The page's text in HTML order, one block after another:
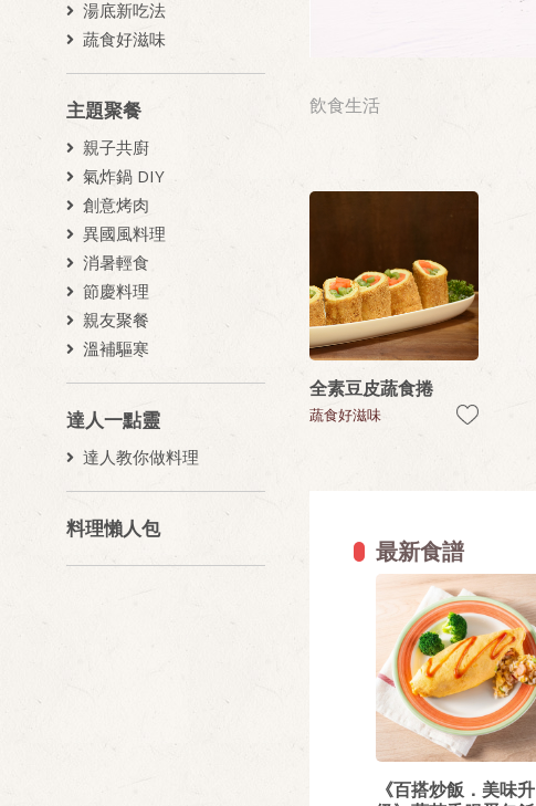
湯底新吃法
蔬食好滋味
主題聚餐
親子共廚
氣炸鍋 DIY
創意烤肉
異國風料理
消暑輕食
節慶料理
親友聚餐
溫補驅寒
達人一點靈
達人教你做料理
料理懶人包
飲食生活
全素豆皮蔬食捲
蔬食好滋味
最新食譜
《百搭炒飯．美味升